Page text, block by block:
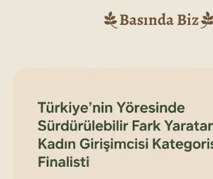
Basında Biz